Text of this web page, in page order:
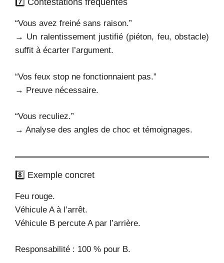
7️⃣ Contestations fréquentes
“Vous avez freiné sans raison.”
→ Un ralentissement justifié (piéton, feu, obstacle)
suffit à écarter l’argument.
“Vos feux stop ne fonctionnaient pas.”
→ Preuve nécessaire.
“Vous reculiez.”
→ Analyse des angles de choc et témoignages.
8️⃣ Exemple concret
Feu rouge.
Véhicule A à l’arrêt.
Véhicule B percute A par l’arrière.
Responsabilité : 100 % pour B.